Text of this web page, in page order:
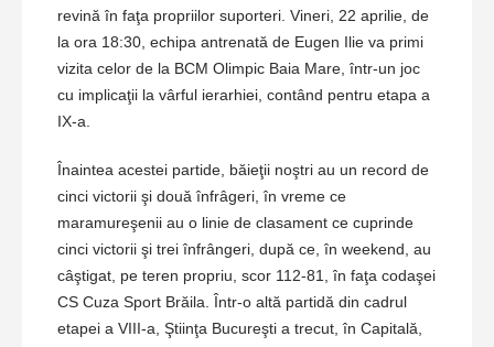
revină în faţa propriilor suporteri. Vineri, 22 aprilie, de
la ora 18:30, echipa antrenată de Eugen Ilie va primi
vizita celor de la BCM Olimpic Baia Mare, într-un joc
cu implicaţii la vârful ierarhiei, contând pentru etapa a
IX-a.
Înaintea acestei partide, băieţii noştri au un record de
cinci victorii şi două înfrâgeri, în vreme ce
maramureşenii au o linie de clasament ce cuprinde
cinci victorii şi trei înfrângeri, după ce, în weekend, au
câştigat, pe teren propriu, scor 112-81, în faţa codaşei
CS Cuza Sport Brăila. Într-o altă partidă din cadrul
etapei a VIII-a, Ştiinţa Bucureşti a trecut, în Capitală,